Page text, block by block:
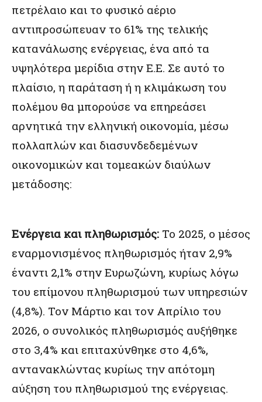
πετρέλαιο και το φυσικό αέριο
αντιπροσώπευαν το 61% της τελικής
κατανάλωσης ενέργειας, ένα από τα
υψηλότερα μερίδια στην Ε.Ε. Σε αυτό το
πλαίσιο, η παράταση ή η κλιμάκωση του
πολέμου θα μπορούσε να επηρεάσει
αρνητικά την ελληνική οικονομία, μέσω
πολλαπλών και διασυνδεδεμένων
οικονομικών και τομεακών διαύλων
μετάδοσης:
Ενέργεια και πληθωρισμός: Το 2025, ο μέσος
εναρμονισμένος πληθωρισμός ήταν 2,9%
έναντι 2,1% στην Ευρωζώνη, κυρίως λόγω
του επίμονου πληθωρισμού των υπηρεσιών
(4,8%). Τον Μάρτιο και τον Απρίλιο του
2026, ο συνολικός πληθωρισμός αυξήθηκε
στο 3,4% και επιταχύνθηκε στο 4,6%,
αντανακλώντας κυρίως την απότομη
αύξηση του πληθωρισμού της ενέργειας.